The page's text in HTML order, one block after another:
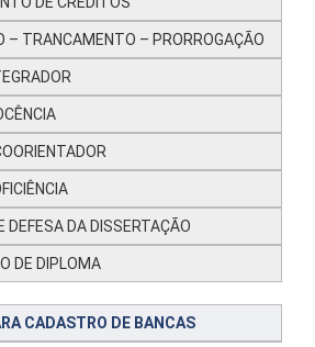
– TRANCAMENTO – PRORROGAÇÃO
DEFESA DA DISSERTAÇÃO
DE DIPLOMA
CADASTRO DE BANCAS